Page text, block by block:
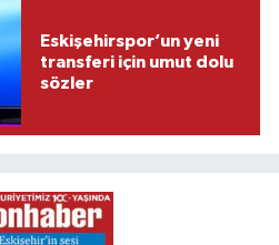
Eskişehirspor’un yeni
transferi için umut dolu
sözler